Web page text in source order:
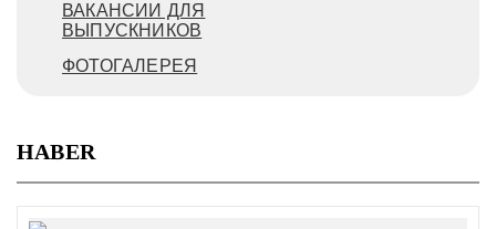
ВАКАНСИИ ДЛЯ
ВЫПУСКНИКОВ
ФОТОГАЛЕРЕЯ
HABER